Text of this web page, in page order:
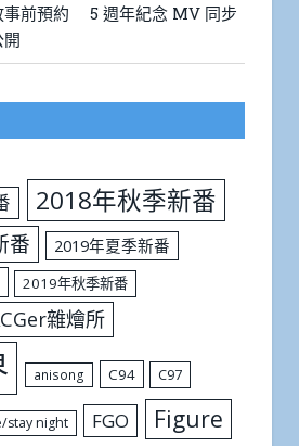
事前預約 5 週年紀念 MV 同步
開
2018年秋季新番
番
2019年夏季新番
2019年秋季新番
雜燴所
anisong C94 C97
stay night FGO Figure